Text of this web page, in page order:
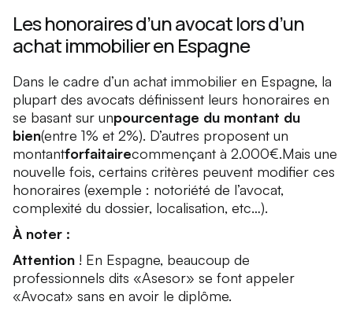
Les honoraires d’un avocat lors d’un
achat immobilier en Espagne
Dans le cadre d’un achat immobilier en Espagne, la
plupart des avocats définissent leurs honoraires en
se basant sur unpourcentage du montant du
bien(entre 1% et 2%). D’autres proposent un
montantforfaitairecommençant à 2.000€.Mais une
nouvelle fois, certains critères peuvent modifier ces
honoraires (exemple : notoriété de l’avocat,
complexité du dossier, localisation, etc…).
À noter :
Attention ! En Espagne, beaucoup de
professionnels dits «Asesor» se font appeler
«Avocat» sans en avoir le diplôme.